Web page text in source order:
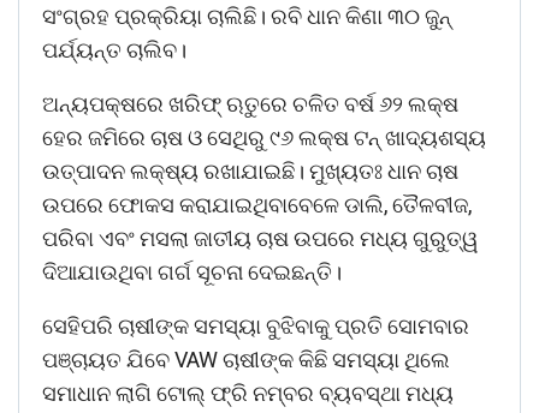
ସଂଗ୍ରହ ପ୍ରକ୍ରିୟା ଚାଲିଛି। ରବି ଧାନ କିଣା ୩୦ ଜୁନ୍
ପର୍ଯ୍ୟନ୍ତ ଚାଲିବ।
ଅନ୍ୟପକ୍ଷରେ ଖରିଫ୍ ଋତୁରେ ଚଳିତ ବର୍ଷ ୬୨ ଲକ୍ଷ
ହେର ଜମିରେ ଚାଷ ଓ ସେଥିରୁ ୯୬ ଲକ୍ଷ ଟନ୍ ଖାଦ୍ୟଶସ୍ୟ
ଉତ୍ପାଦନ ଲକ୍ଷ୍ୟ ରଖାଯାଇଛି। ମୁଖ୍ୟତଃ ଧାନ ଚାଷ
ଉପରେ ଫୋକସ କରାଯାଇଥିବାବେଳେ ଡାଲି, ତୈଳବୀଜ,
ପରିବା ଏବଂ ମସଲା ଜାତୀୟ ଚାଷ ଉପରେ ମଧ୍ୟ ଗୁରୁତ୍ୱ
ଦିଆଯାଉଥିବା ଗର୍ଗ ସୂଚନା ଦେଇଛନ୍ତି।
ସେହିପରି ଚାଷୀଙ୍କ ସମସ୍ୟା ବୁଝିବାକୁ ପ୍ରତି ସୋମବାର
ପଞ୍ଚାୟତ ଯିବେ VAW ଚାଷୀଙ୍କ କିଛି ସମସ୍ୟା ଥିଲେ
ସମାଧାନ ଲାଗି ଟୋଲ୍ ଫ୍ରି ନମ୍ବର ବ୍ୟବସ୍ଥା ମଧ୍ୟ